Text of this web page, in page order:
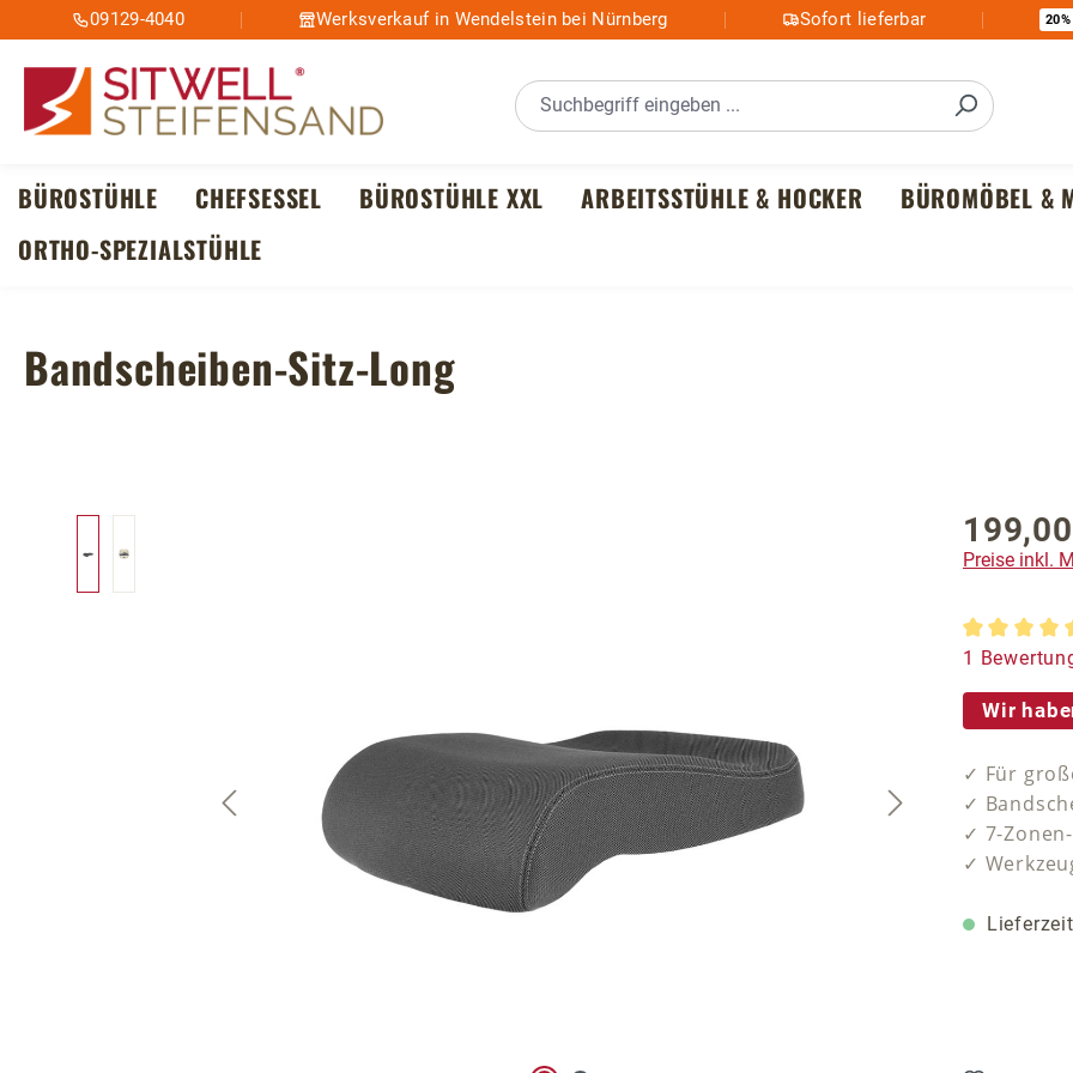
Hauptinhalt springen
Zur Suche springen
Zur Hauptnavigation springen
09129-4040 Werksverkauf in Wendelstein bei Nürnberg Sofort lieferbar 20%
BÜROSTÜHLE CHEFSESSEL BÜROSTÜHLE XXL ARBEITSSTÜHLE & HOCKER BÜROMÖBEL &
ORTHO-SPEZIALSTÜHLE
Bandscheiben-Sitz-Long
Regulärer
Preise inkl.
1
Wir
✓ Für
✓
✓ 7-
✓